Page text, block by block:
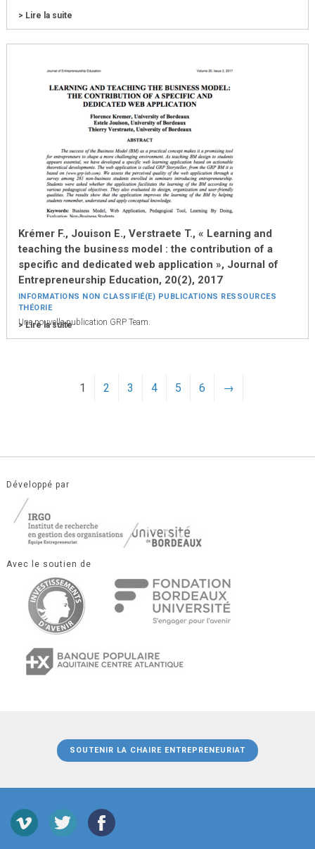
> Lire la suite
Krémer F., Jouison E., Verstraete T., « Learning and
teaching the business model : the contribution of a
specific and dedicated web application », Journal of
Entrepreneurship Education, 20(2), 2017
INFORMATIONS NON CLASSIFIÉ(E) PUBLICATIONS RESSOURCES
THÉORIE
Une nouvelle publication GRP Team.
> Lire la suite
1 2 3 4 5 6 →
Développé par
Avec le soutien de
SOUTENIR LA CHAIRE ENTREPRENEURIAT